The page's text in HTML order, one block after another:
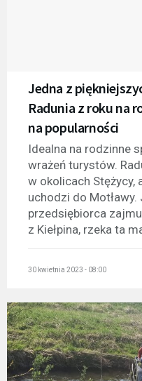
Jedna z
Radunia z roku na
na popularności
Idealna na rodzinne
wrażeń turystów.
w okolicach Stężycy,
uchodzi do
przedsiębiorca
z Kiełpina, rzeka ta
30 kwietnia 2023 - 08:00